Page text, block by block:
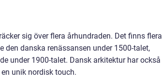
sig över flera århundraden. Det finns flera
danska renässansen under 1500-talet,
under 1900-talet. Dansk arkitektur har också
unik nordisk touch.